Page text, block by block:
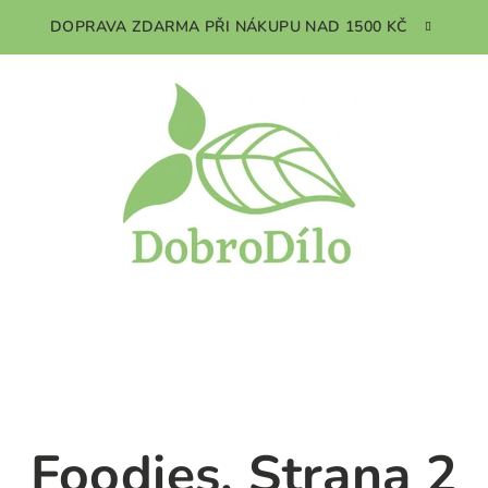
DOPRAVA ZDARMA PŘI NÁKUPU NAD 1500 KČ